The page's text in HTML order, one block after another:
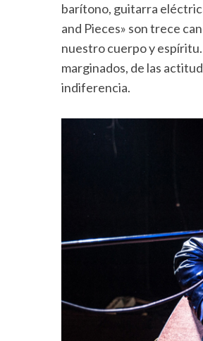
barítono, guitarra
and Pieces» son trece
nuestro cuerpo y
marginados, de las
indiferencia.